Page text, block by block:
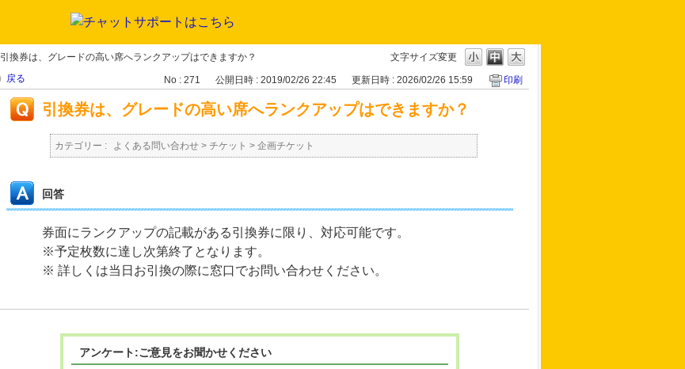
文字サイズ変更
引換券は、グレードの高い席へランクアップはできますか？
戻る No : 271 公開日時 : 2019/02/26 22:45 更新日時 : 2026/02/26 15:59 印刷
引換券は、グレードの高い席へランクアップはできますか？
カテゴリー : よくある問い合わせ > チケット > 企画チケット
回答
券面にランクアップの記載がある引換券に限り、対応可能です。
※予定枚数に達し次第終了となります。
※ 詳しくは当日お引換の際に窓口でお問い合わせください。
アンケート:ご意見をお聞かせください